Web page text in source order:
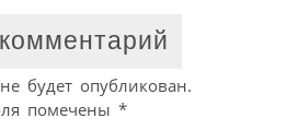
будет опубликован.
помечены *